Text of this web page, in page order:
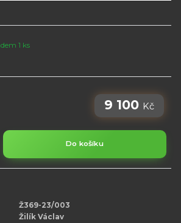
1 ks
9 100 Kč
Do košíku
Ž369-23/003
Žilík Václav